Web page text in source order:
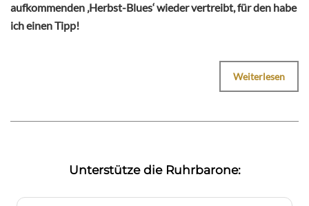
aufkommenden ‚Herbst-Blues‘ wieder vertreibt, für den habe
ich einen Tipp!
Weiterlesen
Unterstütze die Ruhrbarone: